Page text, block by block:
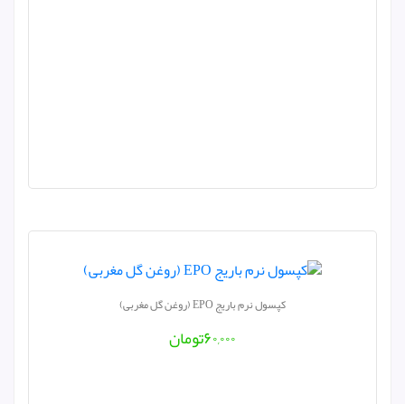
کپسول نرم باریج EPO (روغن گل مغربی)
۶۰,۰۰۰تومان